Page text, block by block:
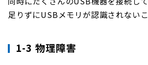
足りずにUSBメモリが認識されないこ
1-3 物理障害